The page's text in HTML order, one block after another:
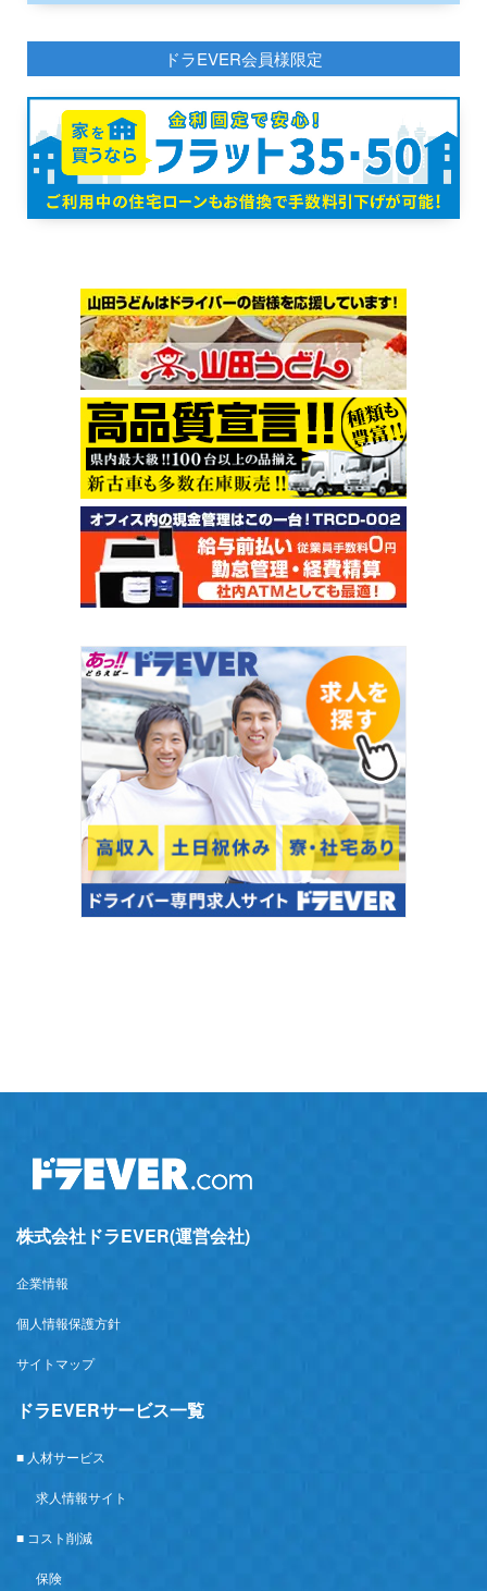
ドラEVER会員様限定
株式会社ドラEVER(運営会社)
企業情報
個人情報保護方針
サイトマップ
ドラEVERサービス一覧
■ 人材サービス
求人情報サイト
■ コスト削減
保険